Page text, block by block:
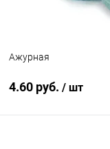
Ажурная
4.60 руб. / шт